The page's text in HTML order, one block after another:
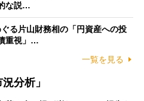
な説…
る片山財務相の「円資産への投
重視」…
一覧を見る
分析」